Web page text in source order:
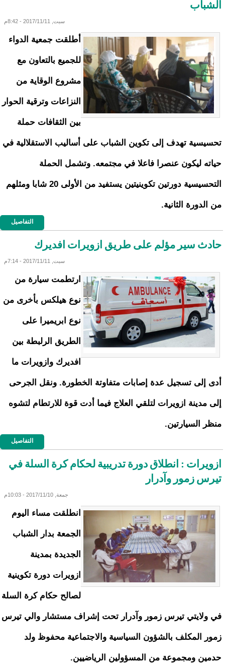
الشباب
سبت, 2017/11/11 - 8:42م
أطلقت جمعية الدواء
للجميع بالتعاون مع
مشروع الوقاية من
النزاعات وترقية الحوار
بين الثقافات حملة
تحسيسية تهدف إلى تكوين الشباب على أساليب الاستقلالية في
حياته ليكون عنصرا فاعلا في مجتمعه. وتشمل الحملة
التحسيسية دورتين تكوينيتين يستفيد من الأولى 20 شابا ومثلهم
من الدورة الثانية.
التفاصيل
حادث سير مؤلم على طريق ازويرات افديرك
سبت, 2017/11/11 - 7:14م
ارتطمت سيارة من
نوع هيلكس بأخرى من
نوع ابريميرا على
الطريق الرلبطة بين
افديرك وازويرات ما
أدى إلى تسجيل عدة إصابات متفاوتة الخطورة. ونقل الجرحى
إلى مدينة ازويرات لتلقي العلاج فيما أدت قوة للارتطام لتشوه
منظر السيارتين.
التفاصيل
ازويرات : انطلاق دورة تدريبية لحكام كرة السلة في
تيرس زمور وآدرار
جمعة, 2017/11/10 - 10:03م
انطلقت مساء اليوم
الجمعة بدار الشباب
الجديدة بمدينة
ازويرات دورة تكوينية
لصالح حكام كرة السلة
في ولايتي تيرس زمور وآدرار تحت إشراف مستشار والي تيرس
زمور المكلف بالشؤون السياسية والاجتماعية محفوظ ولد
حدمين ومجموعة من المسؤولين الرياضيين.